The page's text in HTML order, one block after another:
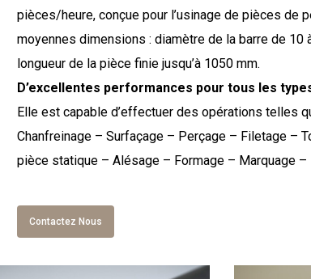
pièces/heure, conçue pour l’usinage de pièces de
moyennes dimensions : diamètre de la barre de 10
longueur de la pièce finie jusqu’à 1050 mm.
D’excellentes performances pour tous les
Elle est capable d’effectuer des opérations telles
Chanfreinage – Surfaçage – Perçage – Filetage –
pièce statique – Alésage – Formage – Marquage –
Contactez Nous